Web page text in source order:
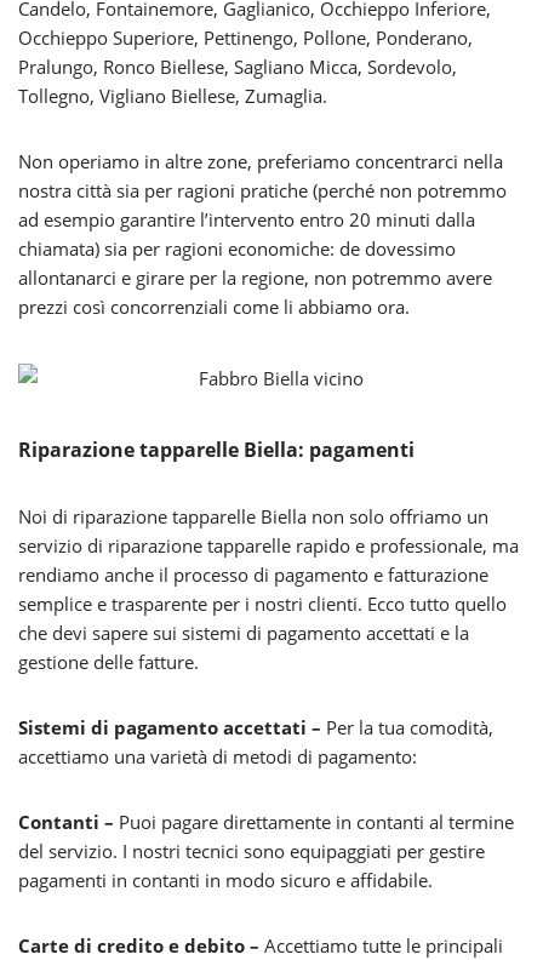
Candelo, Fontainemore, Gaglianico, Occhieppo Inferiore,
Occhieppo Superiore, Pettinengo, Pollone, Ponderano,
Pralungo, Ronco Biellese, Sagliano Micca, Sordevolo,
Tollegno, Vigliano Biellese, Zumaglia.
Non operiamo in altre zone, preferiamo concentrarci nella
nostra città sia per ragioni pratiche (perché non potremmo
ad esempio garantire l’intervento entro 20 minuti dalla
chiamata) sia per ragioni economiche: de dovessimo
allontanarci e girare per la regione, non potremmo avere
prezzi così concorrenziali come li abbiamo ora.
Riparazione tapparelle Biella: pagamenti
Noi di riparazione tapparelle Biella non solo offriamo un
servizio di riparazione tapparelle rapido e professionale, ma
rendiamo anche il processo di pagamento e fatturazione
semplice e trasparente per i nostri clienti. Ecco tutto quello
che devi sapere sui sistemi di pagamento accettati e la
gestione delle fatture.
Sistemi di pagamento accettati – Per la tua comodità,
accettiamo una varietà di metodi di pagamento:
Contanti – Puoi pagare direttamente in contanti al termine
del servizio. I nostri tecnici sono equipaggiati per gestire
pagamenti in contanti in modo sicuro e affidabile.
Carte di credito e debito – Accettiamo tutte le principali